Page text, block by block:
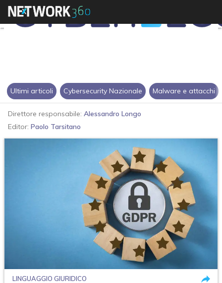
Ultimi articoli Cybersecurity Nazionale Malware e attacchi
Direttore responsabile: Alessandro Longo
Editor: Paolo Tarsitano
LINGUAGGIO GIURIDICO